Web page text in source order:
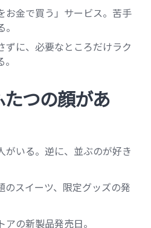
お金で買う」サービス。苦手
ずに、必要なところだけラク
つの顔があ
がいる。逆に、並ぶのが好き
のスイーツ、限定グッズの発
の新製品発売日。